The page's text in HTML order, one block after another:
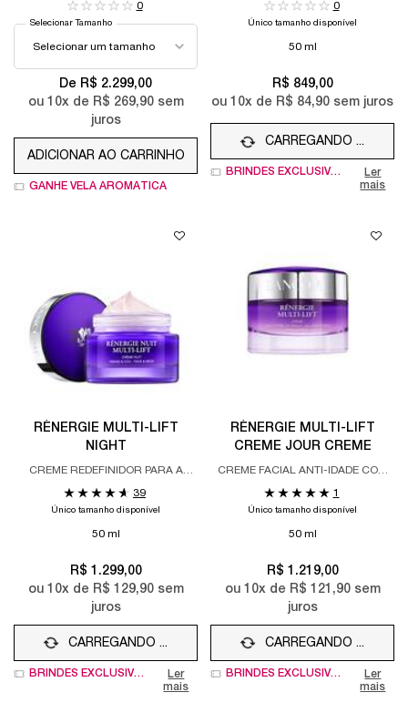
0
Selecionar Tamanho
De R$ 2.299,00
ou 10x de R$ 269,90sem
juros
ADICIONAR AO CARRINHO
ABSOLUE THE SERUM
GANHE VELA AROMÁTICA
0
Único tamanho disponível
50 ml
R$ 849,00
ou 10x de R$ 84,90 sem juros
CARREGANDO ...
BRINDES EXCLUSIVOS
Ler
mais
RÉNERGIE MULTI-LIFT
NIGHT
CREME REDEFINIDOR PARA A
39
Único tamanho disponível
50 ml
R$ 1.299,00
ou 10x de R$ 129,90sem
juros
CARREGANDO ...
BRINDES EXCLUSIVOS
Ler
mais
RÉNERGIE MULTI-LIFT
CREME JOUR CREME
CREME FACIAL ANTI-IDADE COM
1
Único tamanho disponível
50 ml
R$ 1.219,00
ou 10x de R$ 121,90sem
juros
CARREGANDO ...
BRINDES EXCLUSIVOS
Ler
mais